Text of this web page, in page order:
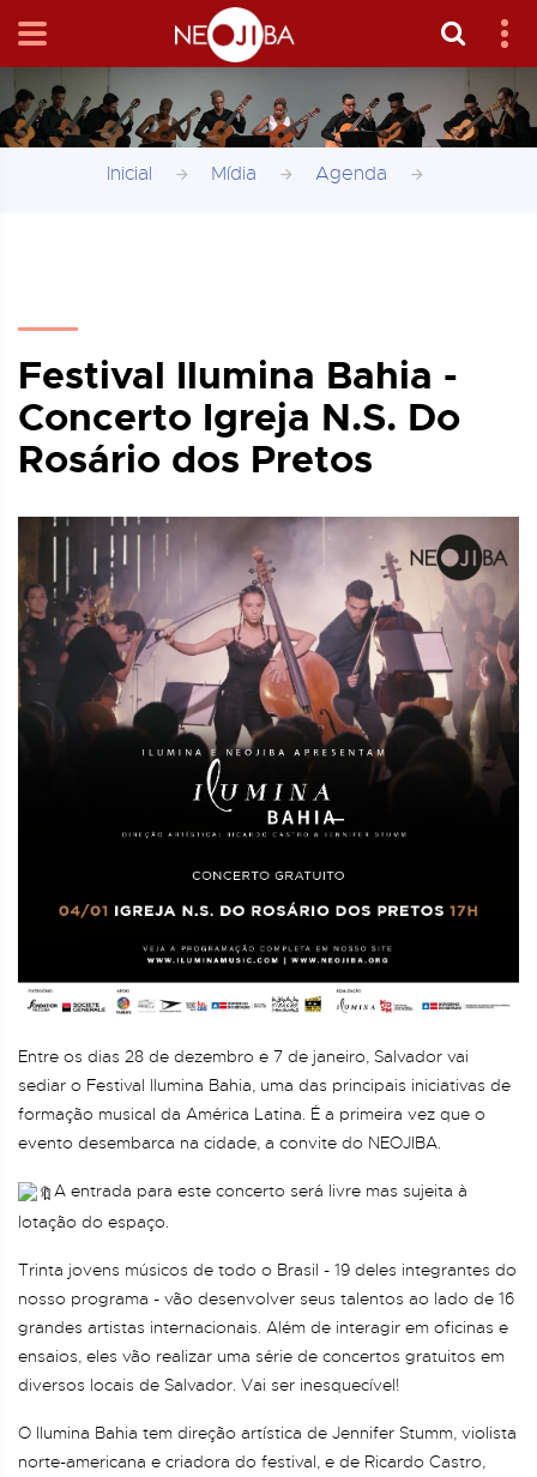
Inicial Mídia Agenda
Festival Ilumina Bahia -
Concerto Igreja N.S. Do
Rosário dos Pretos
Entre os dias 28 de dezembro e 7 de janeiro, Salvador vai
sediar o Festival Ilumina Bahia, uma das principais iniciativas de
formação musical da América Latina. É a primeira vez que o
evento desembarca na cidade, a convite do NEOJIBA.
A entrada para este concerto será livre mas sujeita à
lotação do espaço.
Trinta jovens músicos de todo o Brasil - 19 deles integrantes do
nosso programa - vão desenvolver seus talentos ao lado de 16
grandes artistas internacionais. Além de interagir em oficinas e
ensaios, eles vão realizar uma série de concertos gratuitos em
diversos locais de Salvador. Vai ser inesquecível!
O Ilumina Bahia tem direção artística de Jennifer Stumm, violista
norte-americana e criadora do festival, e de Ricardo Castro,